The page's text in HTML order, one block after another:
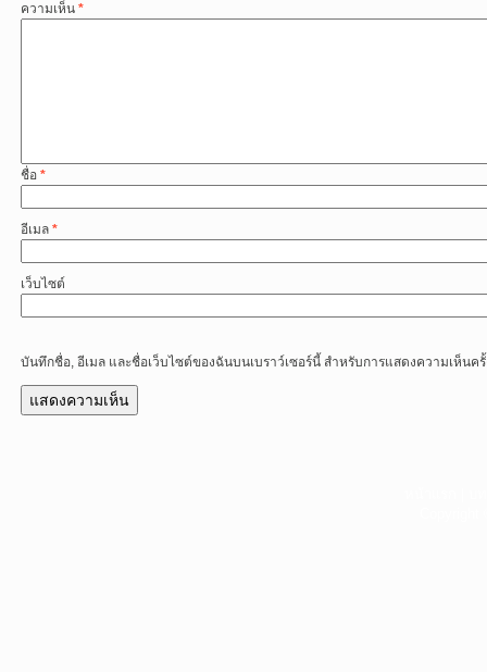
ความเห็น *
ชื่อ *
อีเมล *
เว็บไซต์
บันทึกชื่อ, อีเมล และชื่อเว็บไซต์ของฉันบนเบราว์เซอร์นี้ สำหรับการแสดงความเห็นค